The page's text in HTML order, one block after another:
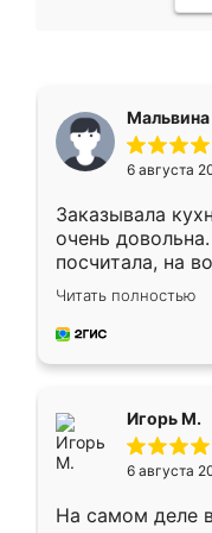
Мальвина
6 августа
Заказывала
очень
посчитала, на
Замерщик
делу со всей
за день, ребята
Читать полностью
Игорь М.
6 августа
На самом деле